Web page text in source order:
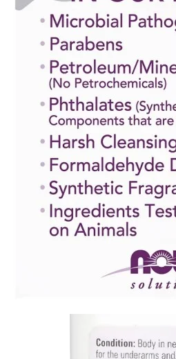
Alte minerale
Zinc
Articulații și piele
Antiinflamatoare
Colagen
Glucozamina si
Condroitina
MSM
Digestie
Enzime digestive
Probiotice si Prebiotice
Grăsimi sănătoase
MCT oil
Omega-3